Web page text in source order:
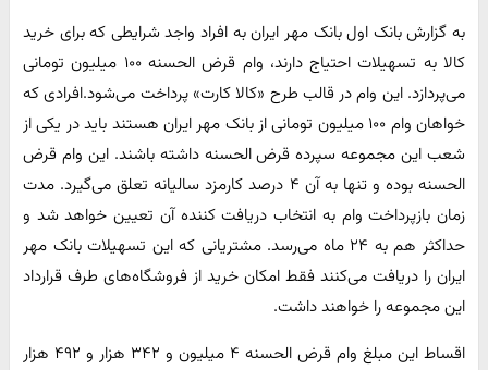
به گزارش بانک اول بانک مهر ایران به افراد واجد شرایطی که برای خرید
کالا به تسهیلات احتیاج دارند، وام قرض الحسنه ۱۰۰ میلیون تومانی
می‌پردازد. این وام در قالب طرح «کالا کارت» پرداخت می‌شود.افرادی که
خواهان وام ۱۰۰ میلیون تومانی از بانک مهر ایران هستند باید در یکی از
شعب این مجموعه سپرده قرض الحسنه داشته باشند. این وام قرض
الحسنه بوده و تنها به آن ۴ درصد کارمزد سالیانه تعلق می‌گیرد. مدت
زمان بازپرداخت وام به انتخاب دریافت کننده آن تعیین خواهد شد و
حداکثر هم به ۲۴ ماه می‌رسد. مشتریانی که این تسهیلات بانک مهر
ایران را دریافت می‌کنند فقط امکان خرید از فروشگاه‌های طرف قرارداد
این مجموعه را خواهند داشت.
اقساط این مبلغ وام قرض الحسنه ۴ میلیون و ۳۴۲ هزار و ۴۹۲ هزار